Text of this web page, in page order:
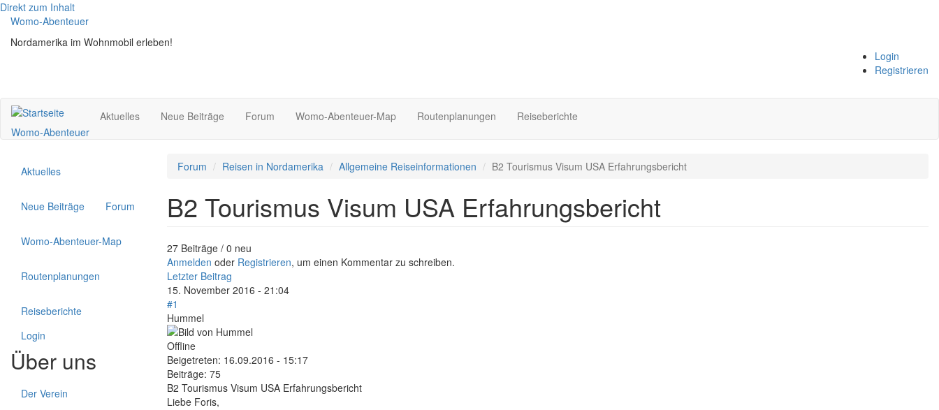
Direkt zum Inhalt
Womo-Abenteuer
Nordamerika im Wohnmobil erleben!
Login
Registrieren
Womo-Abenteuer
Aktuelles Neue Beiträge Forum Womo-Abenteuer-Map Routenplanungen Reiseberichte
Aktuelles
Neue Beiträge Forum
Womo-Abenteuer-Map
Routenplanungen
Reiseberichte
Login
Über uns
Der Verein
Forum Reisen in Nordamerika Allgemeine Reiseinformationen B2 Tourismus Visum USA Erfahrungsbericht
B2 Tourismus Visum USA Erfahrungsbericht
27 Beiträge / 0 neu
Anmelden oder Registrieren, um einen Kommentar zu schreiben.
Letzter Beitrag
15. November 2016 - 21:04
#1
Hummel
Offline
Beigetreten: 16.09.2016 - 15:17
Beiträge: 75
B2 Tourismus Visum USA Erfahrungsbericht
Liebe Foris,